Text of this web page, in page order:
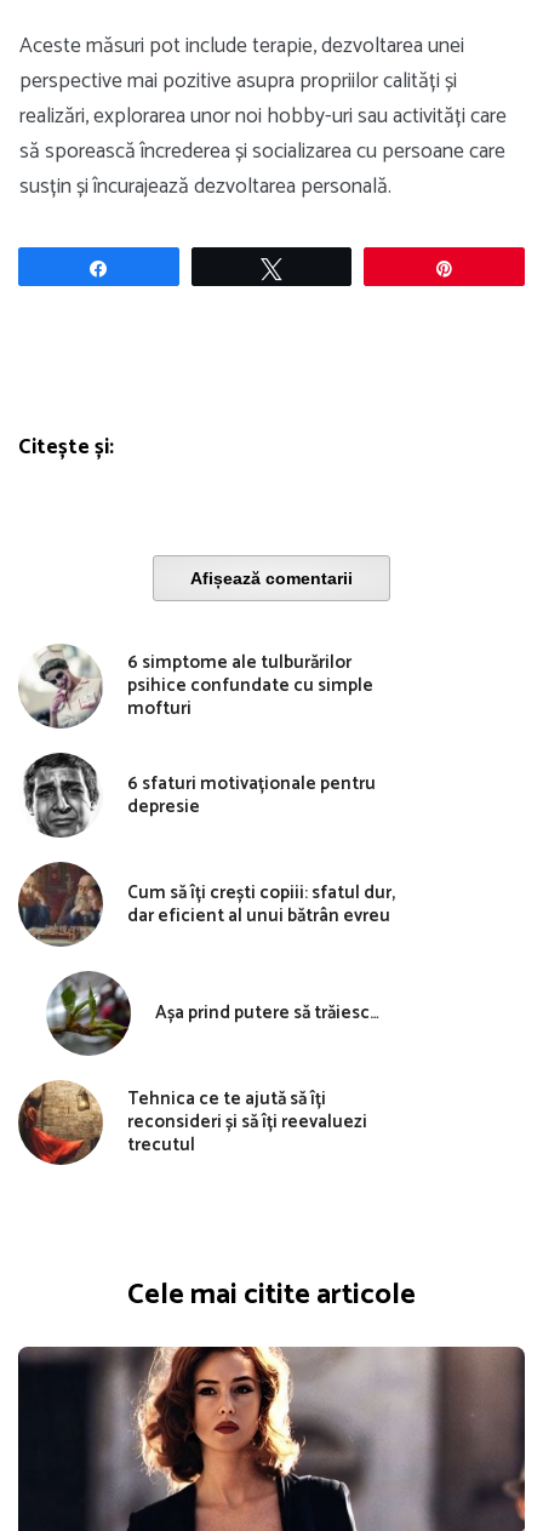
Aceste măsuri pot include terapie, dezvoltarea unei
perspective mai pozitive asupra propriilor calități și
realizări, explorarea unor noi hobby-uri sau activități care
să sporească încrederea și socializarea cu persoane care
susțin și încurajează dezvoltarea personală.
Citește și:
Afișează comentarii
6 simptome ale tulburărilor
psihice confundate cu simple
mofturi
6 sfaturi motivaționale pentru
depresie
Cum să îți crești copiii: sfatul dur,
dar eficient al unui bătrân evreu
Așa prind putere să trăiesc…
Tehnica ce te ajută să îți
reconsideri și să îți reevaluezi
trecutul
Cele mai citite articole